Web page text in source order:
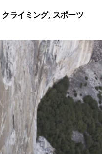
クライミング, スポーツ